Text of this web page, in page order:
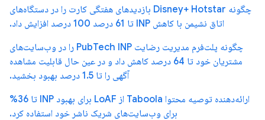
چگونه Disney+ Hotstar بازدیدهای هفتگی کارت را در دستگاه‌های
اتاق نشیمن با کاهش INP تا ​​61 درصد 100 درصد افزایش داد.
چگونه پلت‌فرم مدیریت رضایت PubTech INP را در وب‌سایت‌های
مشتریان خود تا 64 درصد کاهش داد و در عین حال قابلیت مشاهده
آگهی را تا 1.5 درصد بهبود بخشید.
ارائه‌دهنده توصیه محتوا Taboola از LoAF برای بهبود INP تا ​​36%
برای وب‌سایت‌های شریک ناشر خود استفاده کرد.